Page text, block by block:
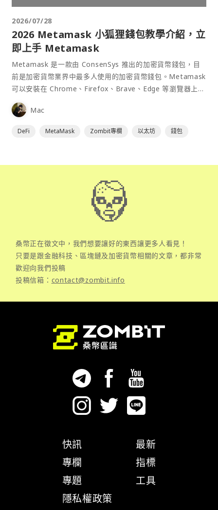
2026/07/28
2026 Metamask 小狐狸錢包教學介紹，立
即上手 Metamask
Metamask 是一款由 ConsenSys 推出的加密貨幣錢包，目
前是加密貨幣業界中最多人使用的加密貨幣錢包。Metamask
可以安裝在 Chrome、Firefox、Brave、Edge 等瀏覽器上作
為插件使用，具備許多功能且使用上非常方便。
Mac
DeFi MetaMask Zombit專欄 以太坊 錢包
桑幣正在徵文中，我們想要讓好的東西讓更多人看見！
只要是跟金融科技、區塊鏈及加密貨幣相關的文章，都非常
歡迎向我們投稿
投稿信箱： contact@zombit.info
快訊
專欄
專題
隱私權政策
最新
指標
工具